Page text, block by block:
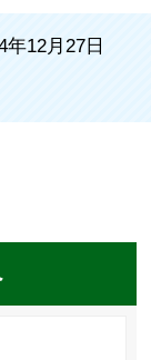
年12月27日